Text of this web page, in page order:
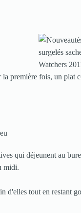
première fois, un plat
qui déjeunent au
midi.
d'elles tout en restant